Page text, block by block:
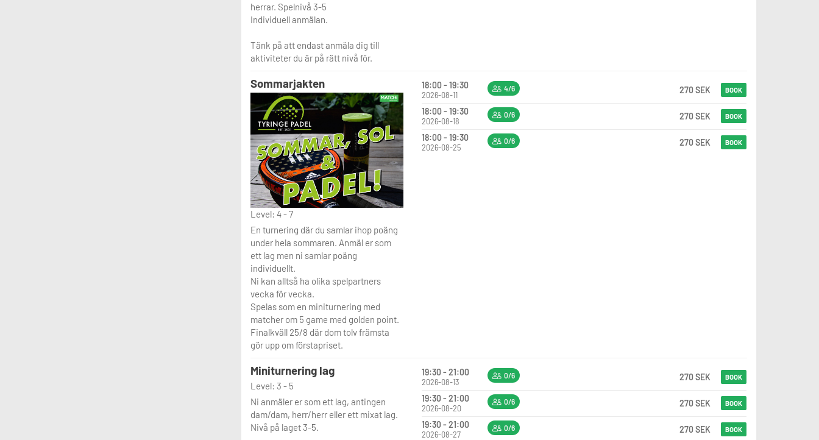
herrar. Spelnivå 3-5
Individuell anmälan.
Tänk på att endast anmäla dig till
aktiviteter du är på rätt nivå för.
Sommarjakten
Level: 4 - 7
En turnering där du samlar ihop poäng
under hela sommaren. Anmäl er som
ett lag men ni samlar poäng
individuellt.
Ni kan alltså ha olika spelpartners
vecka för vecka.
Spelas som en miniturnering med
matcher om 5 game med golden point.
Finalkväll 25/8 där dom tolv främsta
gör upp om förstapriset.
18:00 - 19:30
2026-08-11
4/6 270 SEK BOOK
18:00 - 19:30
2026-08-18
0/6 270 SEK BOOK
18:00 - 19:30
2026-08-25
0/6 270 SEK BOOK
Miniturnering lag
Level: 3 - 5
Ni anmäler er som ett lag, antingen
dam/dam, herr/herr eller ett mixat lag.
Nivå på laget 3-5.
19:30 - 21:00
2026-08-13
0/6 270 SEK BOOK
19:30 - 21:00
2026-08-20
0/6 270 SEK BOOK
19:30 - 21:00
2026-08-27
0/6 270 SEK BOOK